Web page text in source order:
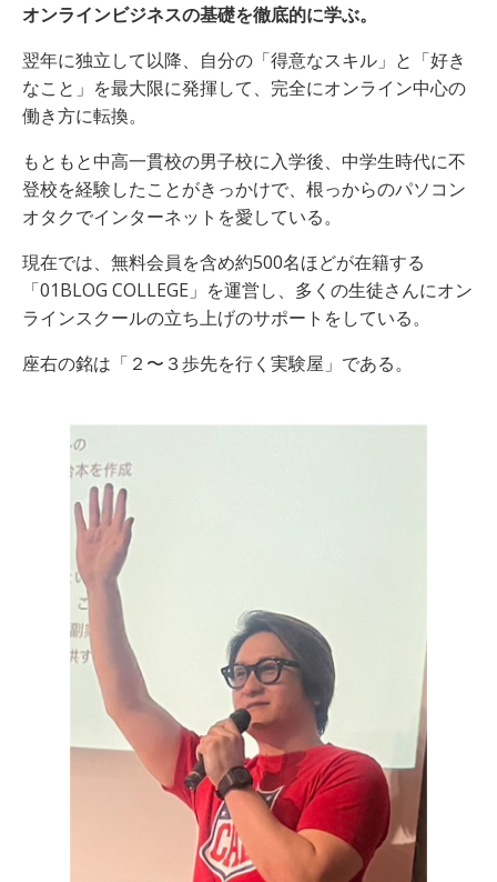
オンラインビジネスの基礎を徹底的に学ぶ。
翌年に独立して以降、自分の「得意なスキル」と「好き
なこと」を最大限に発揮して、完全にオンライン中心の
働き方に転換。
もともと中高一貫校の男子校に入学後、中学生時代に不
登校を経験したことがきっかけで、根っからのパソコン
オタクでインターネットを愛している。
現在では、無料会員を含め約500名ほどが在籍する
「01BLOG COLLEGE」を運営し、多くの生徒さんにオン
ラインスクールの立ち上げのサポートをしている。
座右の銘は「２〜３歩先を行く実験屋」である。